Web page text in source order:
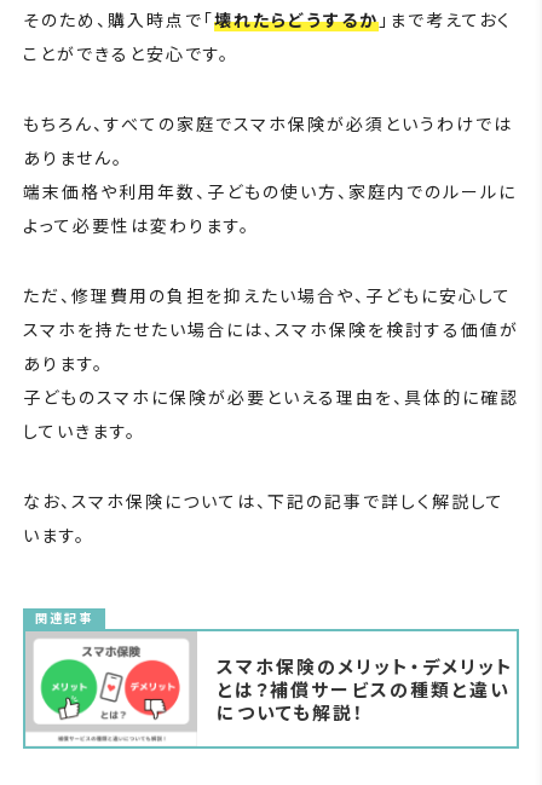
そのため、購入時点で「壊れたらどうするか」まで考えておく
ことができると安心です。
もちろん、すべての家庭でスマホ保険が必須というわけでは
ありません。
端末価格や利用年数、子どもの使い方、家庭内でのルールに
よって必要性は変わります。
ただ、修理費用の負担を抑えたい場合や、子どもに安心して
スマホを持たせたい場合には、スマホ保険を検討する価値が
あります。
子どものスマホに保険が必要といえる理由を、具体的に確認
していきます。
なお、スマホ保険については、下記の記事で詳しく解説して
います。
関連記事
スマホ保険のメリット・デメリット
とは？補償サービスの種類と違い
についても解説！